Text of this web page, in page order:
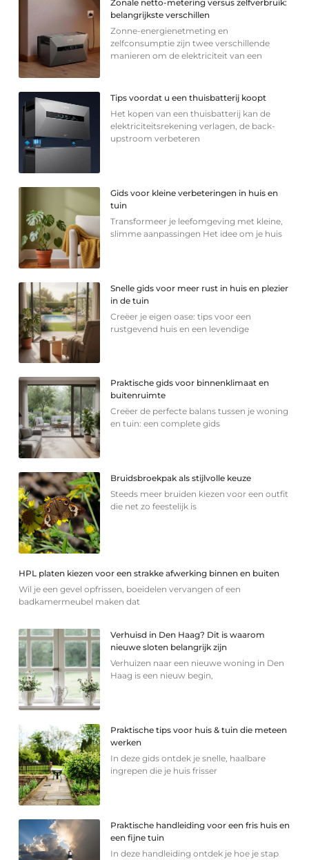
Zonale netto-metering versus zelfverbruik:
belangrijkste verschillen
Zonne-energienetmeting en
zelfconsumptie zijn twee verschillende
manieren om de elektriciteit van een
Tips voordat u een thuisbatterij koopt
Het kopen van een thuisbatterij kan de
elektriciteitsrekening verlagen, de back-
upstroom verbeteren
Gids voor kleine verbeteringen in huis en
tuin
Transformeer je leefomgeving met kleine,
slimme aanpassingen Het idee om je huis
Snelle gids voor meer rust in huis en plezier
in de tuin
Creëer je eigen oase: tips voor een
rustgevend huis en een levendige
Praktische gids voor binnenklimaat en
buitenruimte
Creëer de perfecte balans tussen je woning
en tuin: een complete gids
Bruidsbroekpak als stijlvolle keuze
Steeds meer bruiden kiezen voor een outfit
die net zo feestelijk is
HPL platen kiezen voor een strakke afwerking binnen en buiten
Wil je een gevel opfrissen, boeidelen vervangen of een
badkamermeubel maken dat
Verhuisd in Den Haag? Dit is waarom
nieuwe sloten belangrijk zijn
Verhuizen naar een nieuwe woning in Den
Haag is een nieuw begin,
Praktische tips voor huis & tuin die meteen
werken
In deze gids ontdek je snelle, haalbare
ingrepen die je huis frisser
Praktische handleiding voor een fris huis en
een fijne tuin
In deze handleiding ontdek je hoe je stap